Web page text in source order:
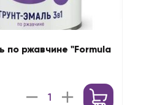
по ржавчине "Formula